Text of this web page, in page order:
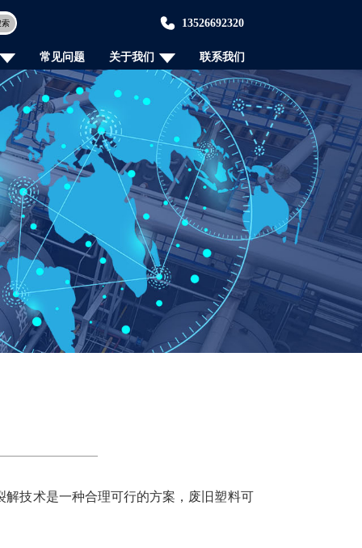
索 13526692320
常见问题 关于我们 联系我们
技术是一种合理可行的方案，废旧塑料可